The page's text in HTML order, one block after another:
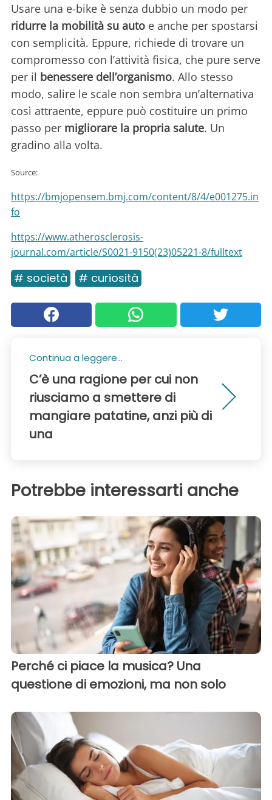
Usare una e-bike è senza dubbio un modo per
ridurre la mobilità su auto e anche per spostarsi
con semplicità. Eppure, richiede di trovare un
compromesso con l’attività fisica, che pure serve
per il benessere dell’organismo. Allo stesso
modo, salire le scale non sembra un’alternativa
così attraente, eppure può costituire un primo
passo per migliorare la propria salute. Un
gradino alla volta.
Source:
https://bmjopensem.bmj.com/content/8/4/e001275.in
fo
https://www.atherosclerosis-
journal.com/article/S0021-9150(23)05221-8/fulltext
# società # curiosità
Continua a leggere...
C’è una ragione per cui non
riusciamo a smettere di
mangiare patatine, anzi più di
una
Potrebbe interessarti anche
Perché ci piace la musica? Una
questione di emozioni, ma non solo